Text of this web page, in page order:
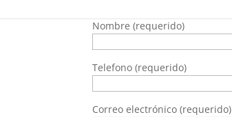
Nombre (requerido)
Telefono (requerido)
Correo electrónico (requerido)